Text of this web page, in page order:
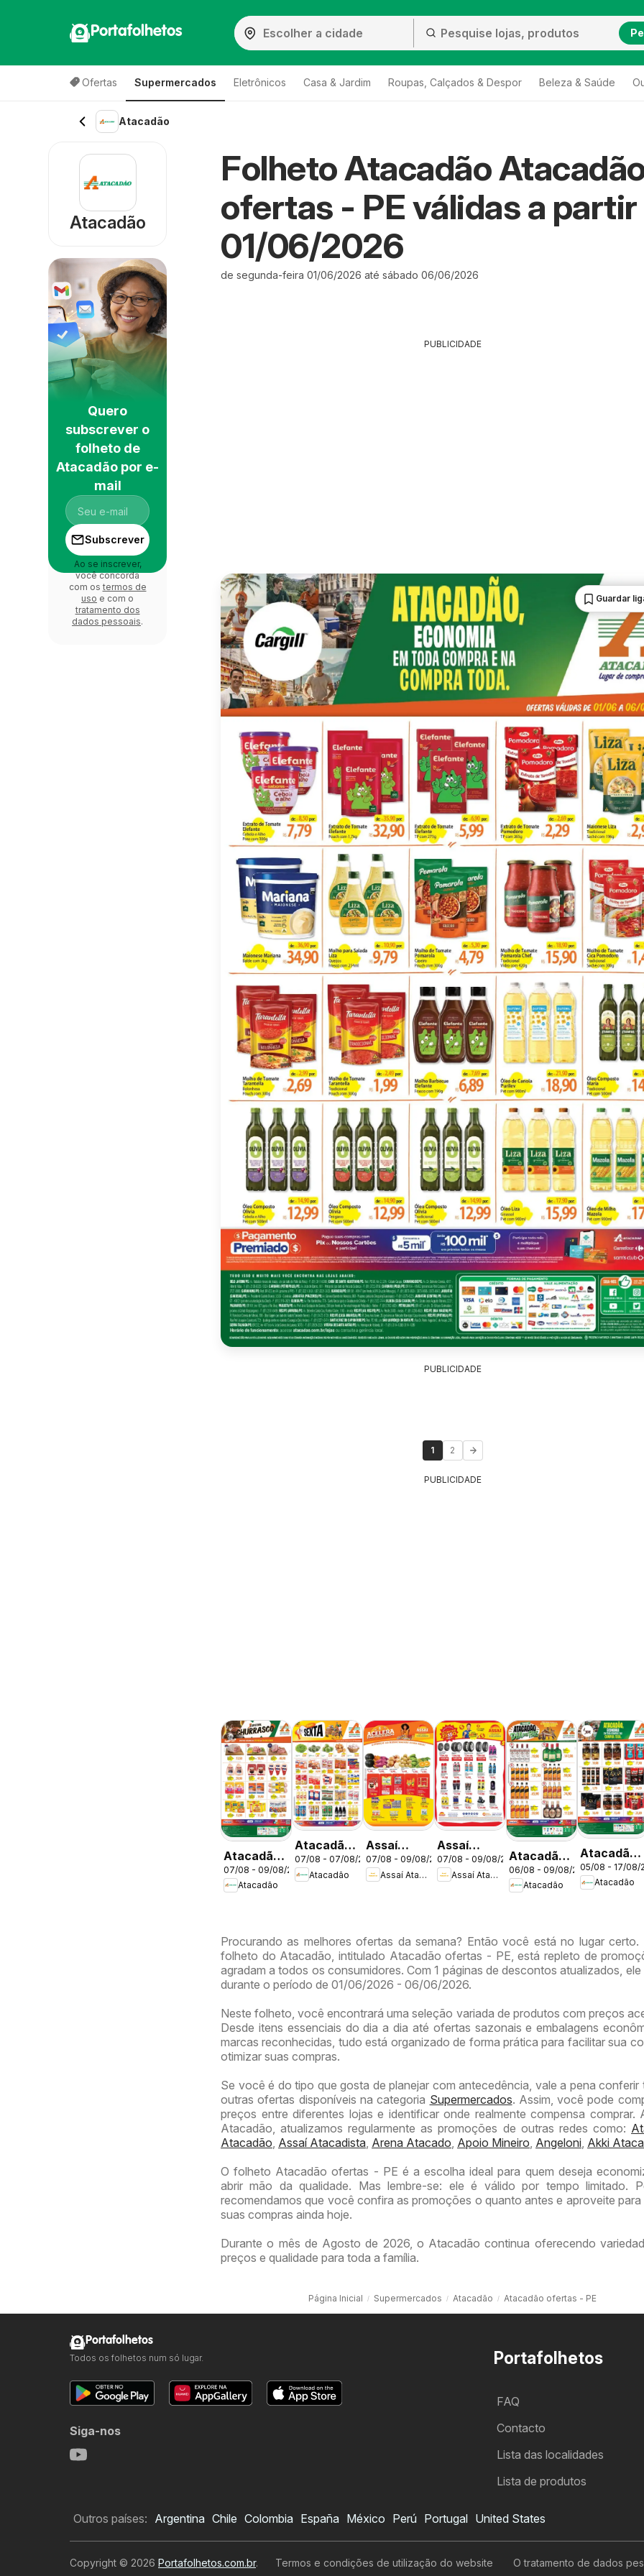
Portafolhetos
Ofertas Supermercados Eletrônicos Casa & Jardim Roupas, Calçados & Despor Beleza & Saúde
Atacadão
Folheto Atacadão
Quero subscrever o folheto
Folheto Atacadão
ofertas - PE válidas a
01/06/2026
de segunda-feira 01/06/2026 até sábado 06/06/2026
PUBLICIDADE
Guardar
PUBLICIDADE
1 2
PUBLICIDADE
Atacadão
ofertas -
DF
07/08 - 09/08/2026
Atacadão
Atacadão
ofertas -
DF
07/08 - 07/08/2026
Atacadão
Assaí
Atacadista
ofertas -
07/08 - 09/08/2026
Assaí Atacadista
Assaí
Atacadista
ofertas -
07/08 - 09/08/2026
Assaí Atacadista
Atacadão
ofertas -
DF
06/08 - 09/08/2026
Atacadão
Atacadão
ofertas -
DF
05/08 - 17/08/
Atacadão
Procurando as melhores ofertas da semana? Então você está no lugar certo.
folheto do Atacadão, intitulado Atacadão ofertas - PE, está repleto de
agradam a todos os consumidores. Com 1 páginas de descontos atualizados, ele
durante o período de 01/06/2026 - 06/06/2026.
Neste folheto, você encontrará uma seleção variada de produtos com preços
Desde itens essenciais do dia a dia até ofertas sazonais e embalagens
marcas reconhecidas, tudo está organizado de forma prática para facilitar sua
otimizar suas compras.
Se você é do tipo que gosta de planejar com antecedência, vale a pena conferir
outras ofertas disponíveis na categoria Supermercados. Assim, você pode
preços entre diferentes lojas e identificar onde realmente compensa comprar.
Atacadão, atualizamos regularmente as promoções de outras redes como:
Atacadão Assaí Atacadista Arena Atacado Apoio Mineiro Angeloni Akki
O folheto Atacadão ofertas - PE é a escolha ideal para quem deseja
abrir mão da qualidade. Mas lembre-se: ele é válido por tempo limitado.
recomendamos que você confira as promoções o quanto antes e aproveite para
suas compras ainda hoje.
Durante o mês de Agosto de 2026, o Atacadão continua oferecendo
preços e qualidade para toda a família.
Página Inicial Supermercados Atacadão Atacadão ofertas - PE
Atacadão
Quero
subscrever o
folheto de
Atacadão por e-
mail
Subscrever
Ao se inscrever,
você concorda
com os termos de
uso e com o
tratamento dos
dados pessoais.
Portafolhetos
FAQ
Contacto
Lista das localidades
Lista de produtos
Portafolhetos
Todos os folhetos num só lugar.
Siga-nos
Outros países: Argentina Chile Colombia España México Perú Portugal United States
Copyright © 2026 Portafolhetos.com.br. Termos e condições de utilização do website O tratamento de dados